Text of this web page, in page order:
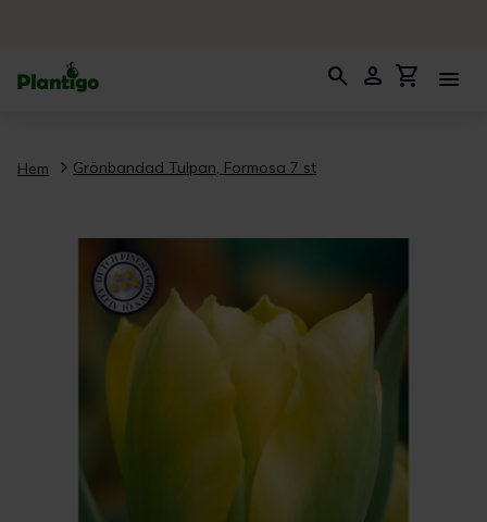
search person shopping_cart menu
Hem Grönbandad Tulpan, Formosa 7 st